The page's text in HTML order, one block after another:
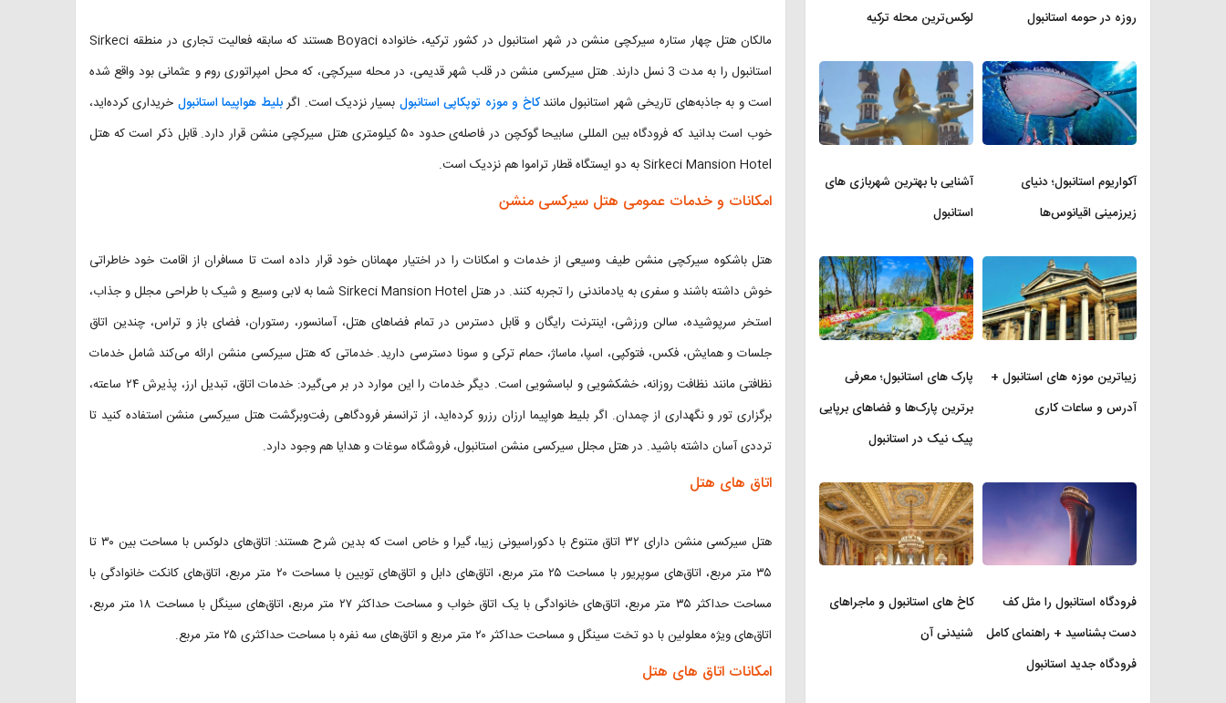
مالکان هتل چهار ستاره سیرکچی منشن در شهر استانبول در کشور ترکیه، خانواده Boyaci هستند که سابقه فعالیت تجاری در منطقه Sirkeci
استانبول را به مدت 3 نسل دارند. هتل سیرکسی منشن در قلب شهر قدیمی، در محله سیرکچی، که محل امپراتوری روم و عثمانی بود واقع شده
است و به جاذبه‌های تاریخی شهر استانبول مانندکاخ و موزه توپکاپی استانبول بسیار نزدیک است. اگربلیط هواپیما استانبول خریداری کرده‌اید،
خوب است بدانید که فرودگاه بین المللی سابیحا گوکچن در فاصله‌ی حدود ۵۰ کیلومتری هتل سیرکچی منشن قرار دارد. قابل ذکر است که هتل
Sirkeci Mansion Hotel به دو ایستگاه قطار تراموا هم نزدیک است.
امکانات و خدمات عمومی هتل سیرکسی منشن
هتل باشکوه سیرکچی منشن طیف وسیعی از خدمات و امکانات را در اختیار مهمانان خود قرار داده است تا مسافران از اقامت خود خاطراتی
خوش داشته باشند و سفری به یادماندنی را تجربه کنند. در هتل Sirkeci Mansion Hotel شما به لابی وسیع و شیک با طراحی مجلل و جذاب،
استخر سرپوشیده، سالن ورزشی، اینترنت رایگان و قابل دسترس در تمام فضاهای هتل، آسانسور، رستوران، فضای باز و تراس، چندین اتاق
جلسات و همایش، فکس، فتوکپی، اسپا، ماساژ، حمام ترکی و سونا دسترسی دارید. خدماتی که هتل سیرکسی منشن ارائه می‌کند شامل خدمات
نظافتی مانند نظافت روزانه، خشکشویی و لباسشویی است. دیگر خدمات را این موارد در بر می‌گیرد: خدمات اتاق، تبدیل ارز، پذیرش ۲۴ ساعته،
برگزاری تور و نگهداری از چمدان. اگر بلیط هواپیما ارزان رزرو کرده‌اید، از ترانسفر فرودگاهی رفت‌و‌برگشت هتل سیرکسی منشن استفاده کنید تا
ترددی آسان داشته باشید. در هتل مجلل سیرکسی منشن استانبول، فروشگاه سوغات و هدایا هم وجود دارد.
اتاق های هتل
هتل سیرکسی منشن دارای ۳۲ اتاق متنوع با دکوراسیونی زیبا، گیرا و خاص است که بدین شرح هستند: اتاق‌های دلوکس با مساحت بین ۳۰ تا
۳۵ متر مربع، اتاق‌های سوپریور با مساحت ۲۵ متر مربع، اتاق‌های دابل و اتاق‌های تویین با مساحت ۲۰ متر مربع، اتاق‌های کانکت خانوادگی با
مساحت حداکثر ۳۵ متر مربع، اتاق‌های خانوادگی با یک اتاق خواب و مساحت حداکثر ۲۷ متر مربع، اتاق‌های سینگل با مساحت ۱۸ متر مربع،
اتاق‌های ویژه معلولین با دو تخت سینگل و مساحت حداکثر ۲۰ متر مربع و اتاق‌های سه نفره با مساحت حداکثری ۲۵ متر مربع.
امکانات اتاق های هتل
روزه در حومه استانبول لوکس‌ترین محله ترکیه
آکواریوم استانبول؛ دنیای
زیرزمینی اقیانوس‌ها
آشنایی با بهترین شهربازی های
استانبول
زیباترین موزه‌ های استانبول +
آدرس و ساعات کاری
پارک های استانبول؛ معرفی
برترین پارک‌ها و فضاهای برپایی
پیک نیک در استانبول
فرودگاه استانبول را مثل کف
دست بشناسید + راهنمای کامل
فرودگاه جدید استانبول
کاخ های استانبول و ماجراهای
شنیدنی آن